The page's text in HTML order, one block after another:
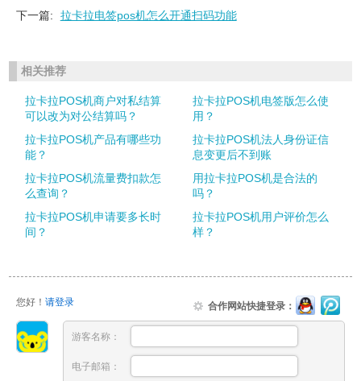
下一篇:
拉卡拉电签pos机怎么开通扫码功能
相关推荐
拉卡拉POS机商户对私结算
可以改为对公结算吗？
拉卡拉POS机电签版怎么使
用？
拉卡拉POS机产品有哪些功
能？
拉卡拉POS机法人身份证信
息变更后不到账
拉卡拉POS机流量费扣款怎
么查询？
用拉卡拉POS机是合法的
吗？
拉卡拉POS机申请要多长时
间？
拉卡拉POS机用户评价怎么
样？
您好！ 请登录 合作网站快捷登录：
游客名称：
电子邮箱：